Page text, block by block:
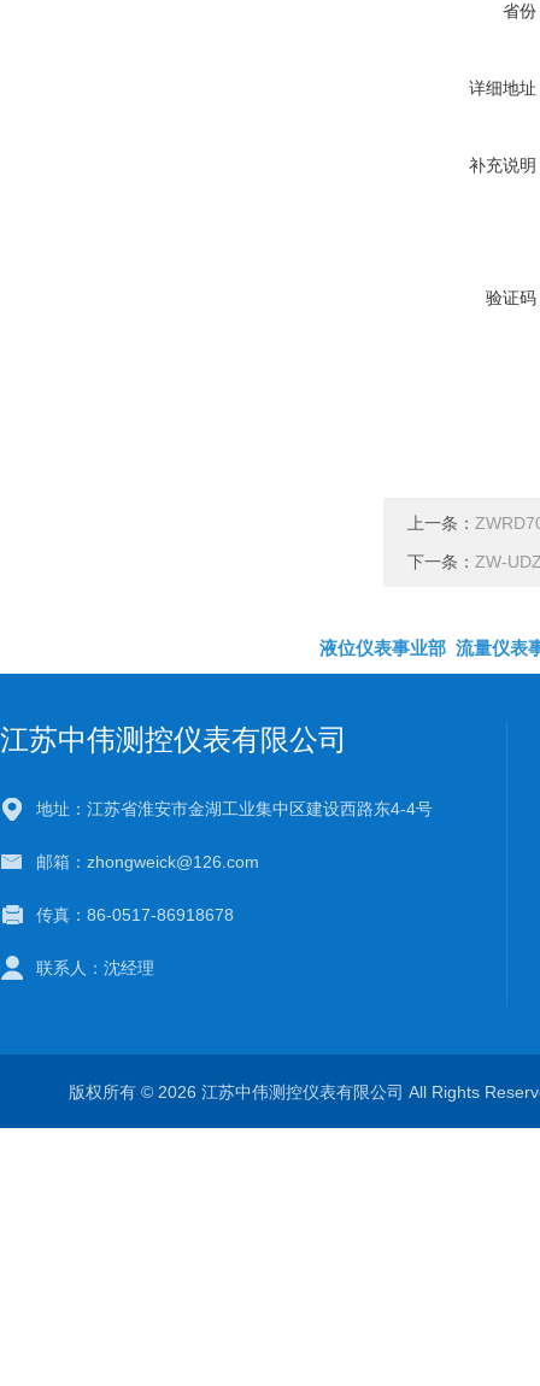
省份
详细地址
补充说明
验证码
上一条：
下一条： ZW-
液位仪表事业部 流量仪表
江苏中伟测控仪表有限公司
地址：江苏省淮安市金湖工业集中区建设西路东4-4号
邮箱：zhongweick@126.com
传真：86-0517-86918678
联系人：沈经理
版权所有 © 2026 江苏中伟测控仪表有限公司 All Rights